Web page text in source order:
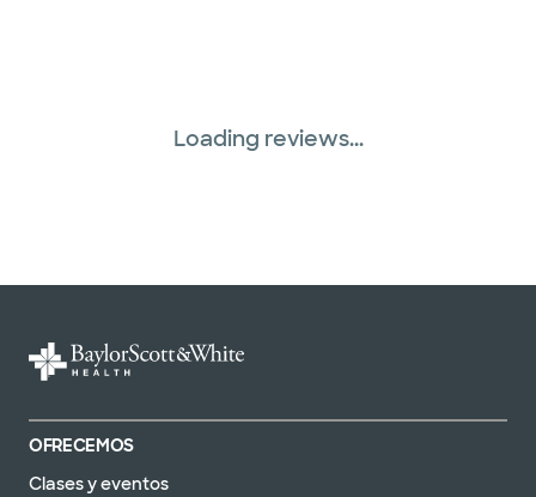
Loading reviews...
OFRECEMOS
Clases y eventos